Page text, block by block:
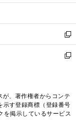
開
ウ
開
く
ン
ウ
で
開
く
ウ
ン
ド
ウ
で
し
ウ
ィ
ン
ド
く
新
し
い
ド
ウ
で
新
ィ
ン
、著作権者からコンテ
示す登録商標（登録番号
掲示しているサービス